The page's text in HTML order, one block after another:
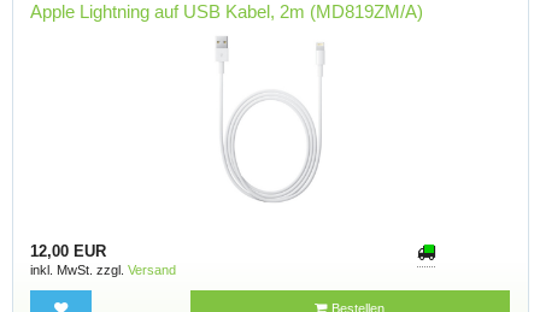
Apple Lightning auf USB Kabel, 2m (MD819ZM/A)
12,00 EUR
inkl. MwSt. zzgl. Versand
Bestellen